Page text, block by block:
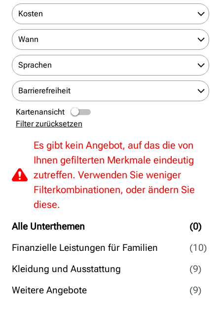
Alle Unterthemen
(0)
Finanzielle Leistungen für Familien
(10)
Kleidung und Ausstattung
(9)
Weitere Angebote
(9)
Kosten
Wann
Sprachen
Barrierefreiheit
Kartenansicht
Filter zurücksetzen
Es gibt kein Angebot, auf das die von
Ihnen gefilterten Merkmale eindeutig
zutreffen. Verwenden Sie weniger
Filterkombinationen, oder ändern Sie
diese.